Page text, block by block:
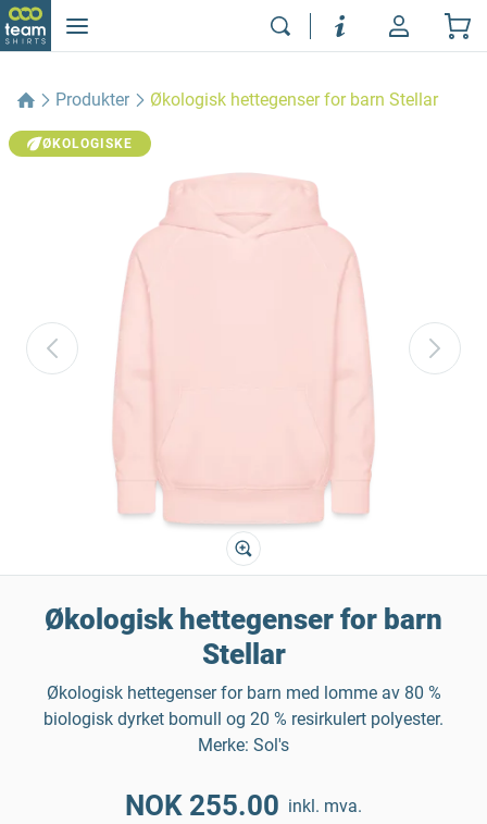
Produkter Økologisk hettegenser for barn Stellar
ØKOLOGISKE
Økologisk hettegenser for barn
Stellar
Økologisk hettegenser for barn med lomme av 80 %
biologisk dyrket bomull og 20 % resirkulert polyester.
Merke: Sol's
NOK 255.00 inkl. mva.